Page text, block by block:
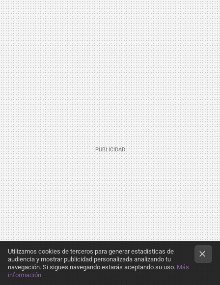
Utilizamos cookies de terceros para generar estadísticas de
audiencia y mostrar publicidad personalizada analizando tu
navegación. Si sigues navegando estarás aceptando su uso. Más
información